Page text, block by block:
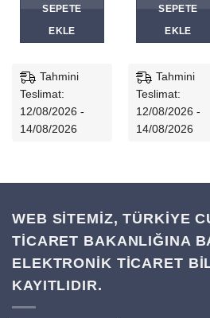
SEPETE
EKLE
Tahmini
Teslimat:
12/08/2026 -
14/08/2026
SEPETE
EKLE
Tahmini
Teslimat:
12/08/2026 -
14/08/2026
WEB SİTEMİZ, TÜRKİYE
TİCARET BAKANLIĞINA
ELEKTRONİK TİCARET
KAYITLIDIR.